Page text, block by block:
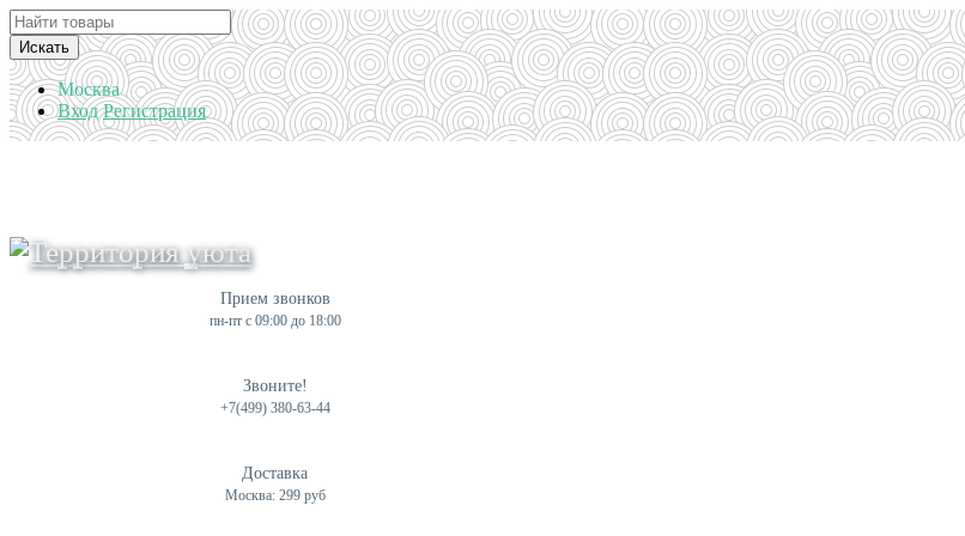
Искать
Москва
Вход Регистрация
Прием звонков
пн-пт с 09:00 до 18:00
Звоните!
+7(499) 380-63-44
Доставка
Москва: 299 руб